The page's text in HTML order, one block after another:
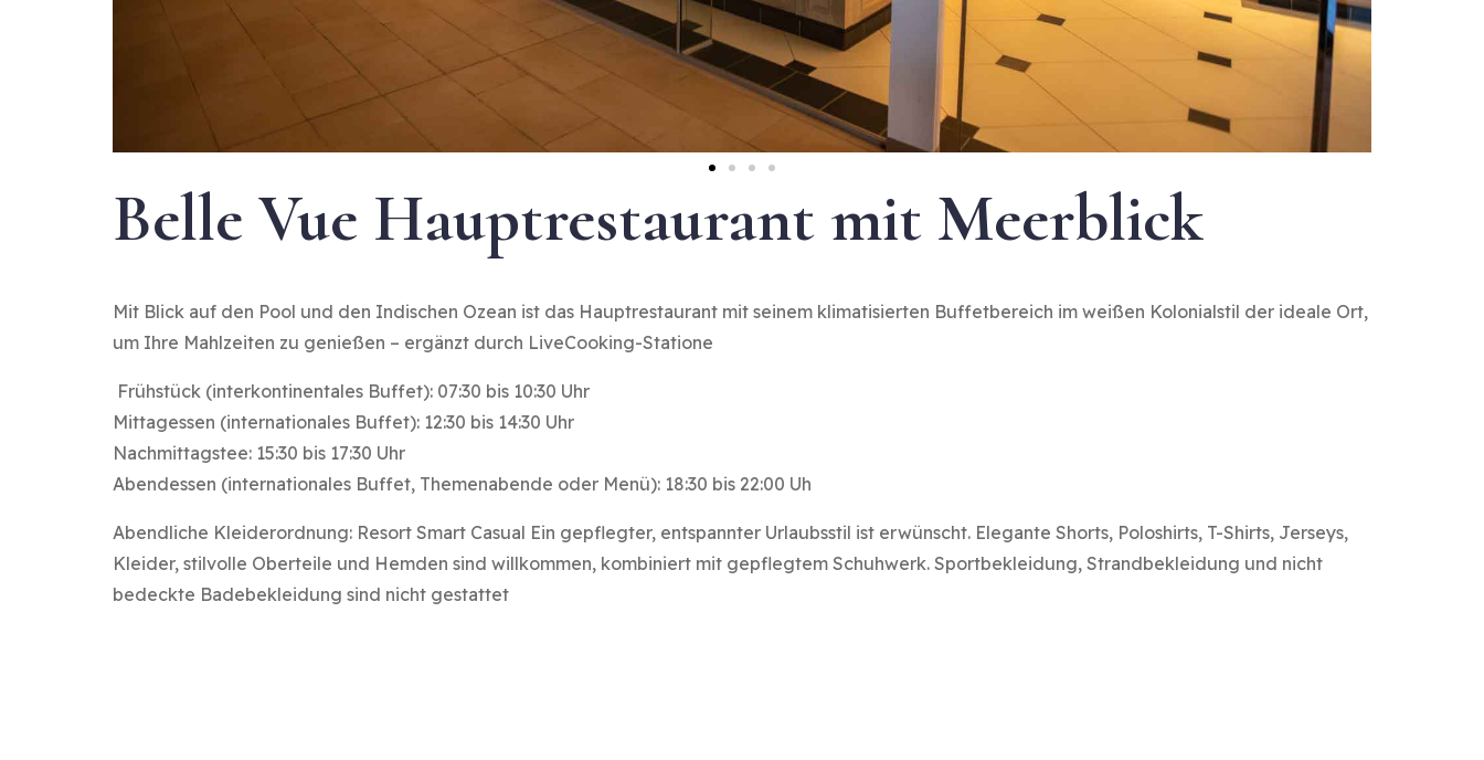
Belle Vue Hauptrestaurant mit Meerblick
Mit Blick auf den Pool und den Indischen Ozean ist das Hauptrestaurant mit seinem klimatisierten Buffetbereich im weißen Kolonialstil der ideale Ort,
um Ihre Mahlzeiten zu genießen – ergänzt durch LiveCooking-Statione
Frühstück (interkontinentales Buffet): 07:30 bis 10:30 Uhr
Mittagessen (internationales Buffet): 12:30 bis 14:30 Uhr
Nachmittagstee: 15:30 bis 17:30 Uhr
Abendessen (internationales Buffet, Themenabende oder Menü): 18:30 bis 22:00 Uh
Abendliche Kleiderordnung: Resort Smart Casual Ein gepflegter, entspannter Urlaubsstil ist erwünscht. Elegante Shorts, Poloshirts, T-Shirts, Jerseys,
Kleider, stilvolle Oberteile und Hemden sind willkommen, kombiniert mit gepflegtem Schuhwerk. Sportbekleidung, Strandbekleidung und nicht
bedeckte Badebekleidung sind nicht gestattet